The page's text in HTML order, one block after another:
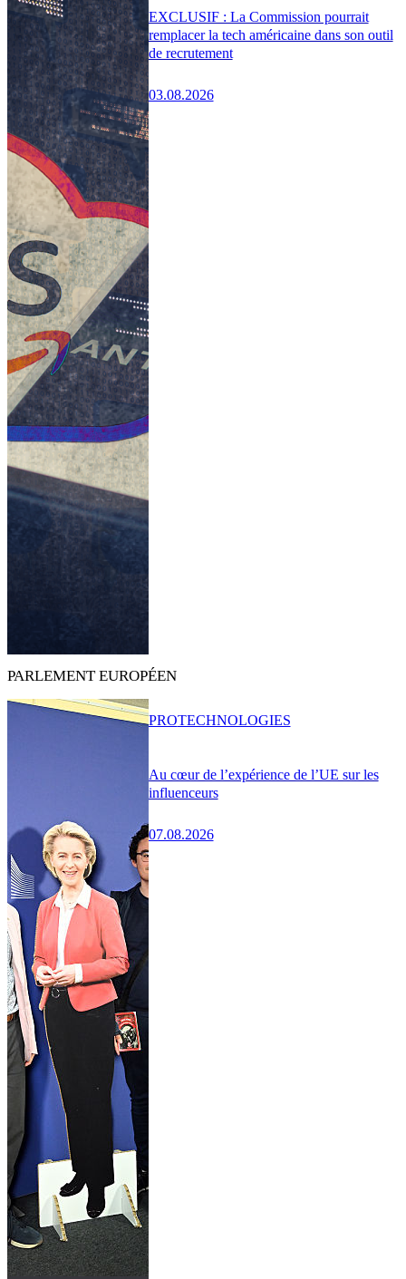
EXCLUSIF : La Commission pourrait
remplacer la tech américaine dans son outil
de recrutement
03.08.2026
PARLEMENT EUROPÉEN
Au cœur de l’expérience de l’UE sur les
influenceurs
07.08.2026
PROTECHNOLOGIES